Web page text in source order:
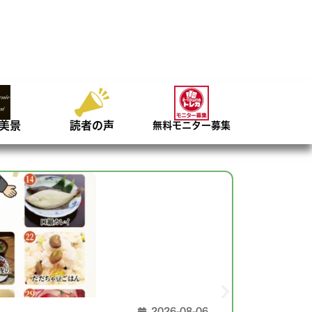
景 読者の声 無料モニター募集